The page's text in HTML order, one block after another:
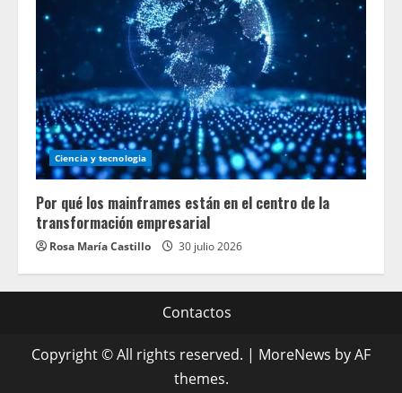
Ciencia y tecnologia
Por qué los mainframes están en el centro de la
transformación empresarial
Rosa María Castillo 30 julio 2026
Contactos
Copyright © All rights reserved. | MoreNews by AF
themes.